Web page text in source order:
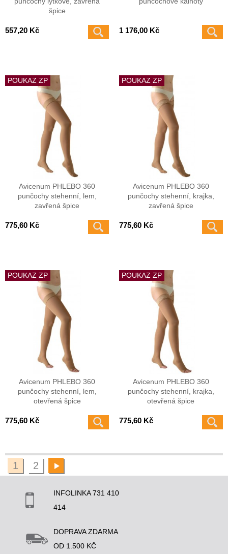
špice
557,20 Kč 1 176,00 Kč
POUKAZ ZP
Avicenum PHLEBO 360
punčochy stehenní, lem,
zavřená špice
775,60 Kč
POUKAZ ZP
Avicenum PHLEBO 360
punčochy stehenní, krajka,
zavřená špice
775,60 Kč
POUKAZ ZP
Avicenum PHLEBO 360
punčochy stehenní, lem,
otevřená špice
775,60 Kč
POUKAZ ZP
Avicenum PHLEBO 360
punčochy stehenní, krajka,
otevřená špice
775,60 Kč
1 2
INFOLINKA 731 410
414
DOPRAVA ZDARMA
OD 1.500 KČ